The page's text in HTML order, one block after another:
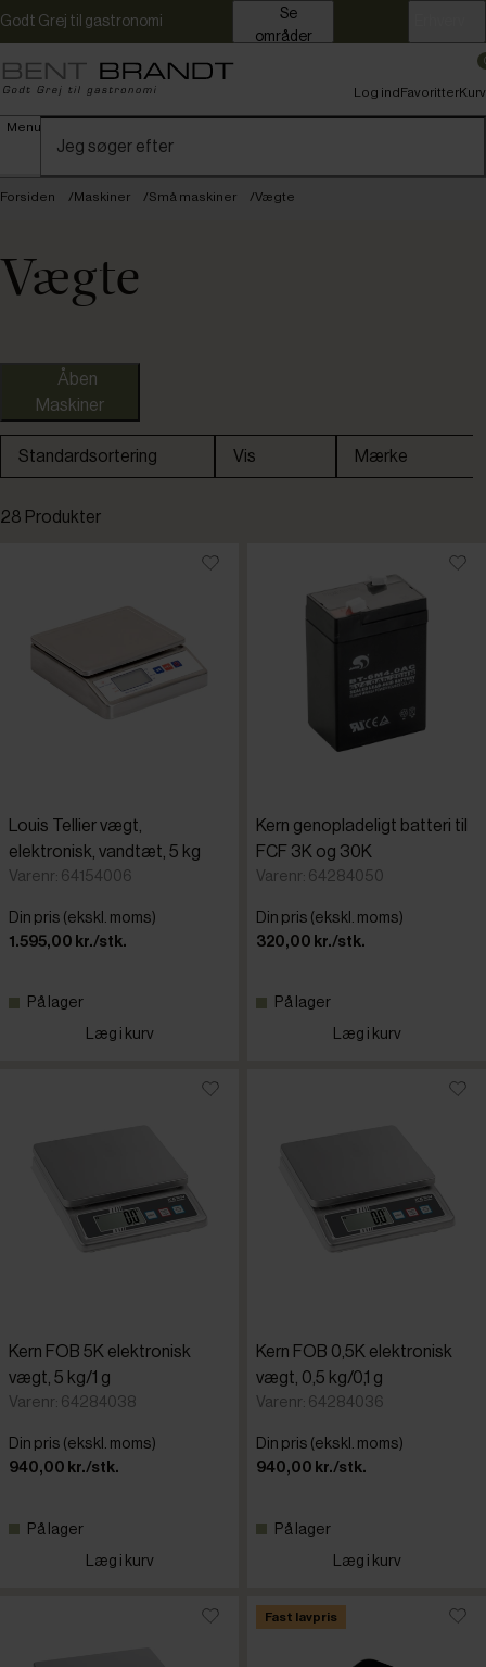
Godt Grej til gastronomi
områder
Menu
Log indFavoritterKurv
Forsiden Maskiner Små maskiner Vægte
Vægte
Maskiner
Standardsortering
Højeste pris
Vis Mærke
Destino
Kern
Louis
28 Produkter
Louis Tellier vægt,
elektronisk, vandtæt, 5 kg
Varenr: 64154006
Din pris (ekskl. moms)
1.595,00 kr./stk.
På lager
Læg i kurv
Kern genopladeligt batteri til
FCF 3K og 30K
Varenr: 64284050
Din pris (ekskl. moms)
320,00 kr./stk.
På lager
Læg i kurv
Kern FOB 5K elektronisk
vægt, 5 kg/1 g
Varenr: 64284038
Din pris (ekskl. moms)
940,00 kr./stk.
På lager
Læg i kurv
Kern FOB 0,5K elektronisk
vægt, 0,5 kg/0,1 g
Varenr: 64284036
Din pris (ekskl. moms)
940,00 kr./stk.
På lager
Læg i kurv
Fast lavpris